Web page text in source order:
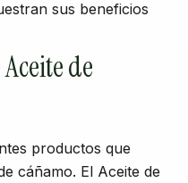
sus beneficios
Aceite de
productos que
cáñamo. El Aceite de